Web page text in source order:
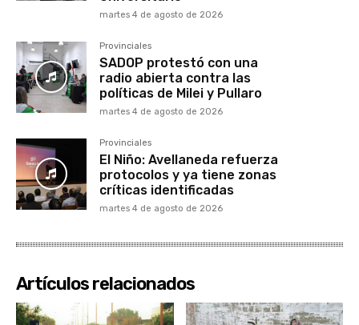
martes 4 de agosto de 2026
Provinciales
SADOP protestó con una
radio abierta contra las
políticas de Milei y Pullaro
martes 4 de agosto de 2026
Provinciales
El Niño: Avellaneda refuerza
protocolos y ya tiene zonas
críticas identificadas
martes 4 de agosto de 2026
Artículos relacionados